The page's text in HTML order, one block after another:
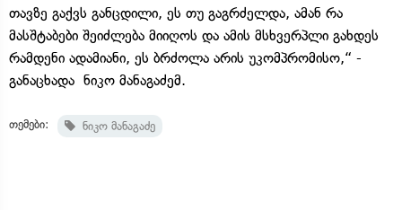
თავზე გაქვს განცდილი, ეს თუ გაგრძელდა, ამან რა
მასშტაბები შეიძლება მიიღოს და ამის მსხვერპლი გახდეს
რამდენი ადამიანი, ეს ბრძოლა არის უკომპრომისო,“ -
განაცხადა ნიკო მანაგაძემ.
თემები: ნიკო მანაგაძე